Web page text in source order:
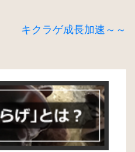
キクラゲ成長加速～～